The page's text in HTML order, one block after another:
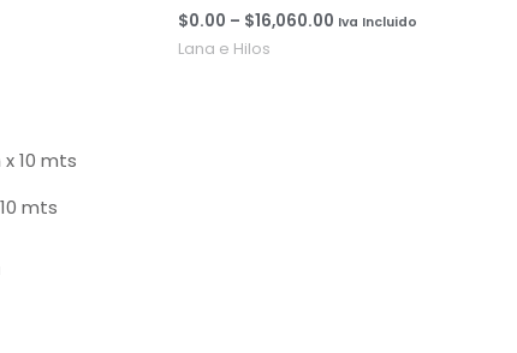
$0.00 – $16,060.00 Iva Incluido
Lana e Hilos
mts